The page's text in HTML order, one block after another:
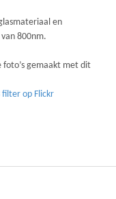
en
800nm.
foto’s gemaakt met dit
filter op Flickr